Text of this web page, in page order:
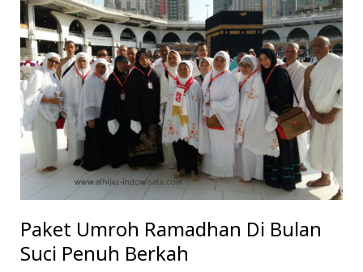
Paket Umroh Ramadhan Di Bulan
Suci Penuh Berkah
Ramadhan
Di
Bulan
Suci
Penuh
Berkah